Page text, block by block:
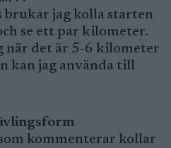
brukar jag kolla starten
se ett par kilometer.
när det är 5-6 kilometer
kan jag använda till
kommenterar kollar